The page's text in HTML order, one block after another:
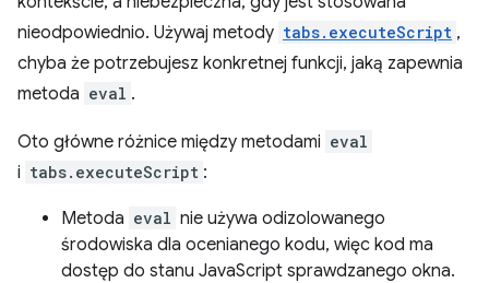
nieodpowiednio. Używaj metody tabs.executeScript ,
chyba że potrzebujesz konkretnej funkcji, jaką zapewnia
metoda eval .
Oto główne różnice między metodami eval
i tabs.executeScript :
Metoda eval nie używa odizolowanego
środowiska dla ocenianego kodu, więc kod ma
dostęp do stanu JavaScript sprawdzanego okna.